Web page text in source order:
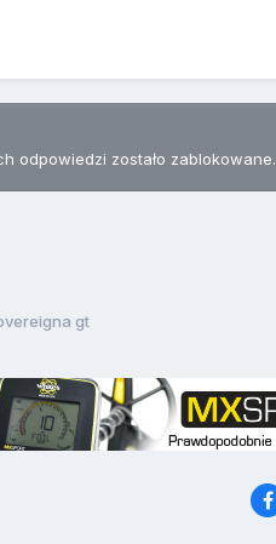
odpowiedzi zostało zablokowane.
gt